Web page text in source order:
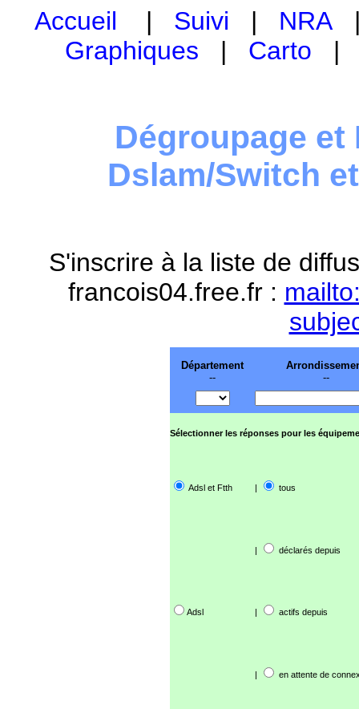
Accueil | Suivi | NRA
Graphiques | Carto
Dégroupage et
Dslam/Switch
S'inscrire à la liste de
francois04.free.fr :
Département
--
--
Sélectionner les réponses pour les
Adsl et Ftth | tous
| déclarés depuis
Adsl | actifs depuis
| en attente de